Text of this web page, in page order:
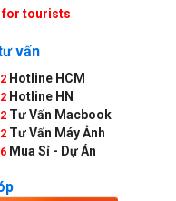
for tourists
vấn
Hotline HCM
Hotline HN
Tư Vấn Macbook
Tư Vấn Máy Ảnh
Mua Sỉ - Dự Án